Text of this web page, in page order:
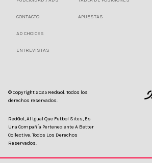
CONTACTO
AD CHOICES
ENTREVISTAS
APUESTAS
© Copyright 2025 RedGol. Todos los
derechos reservados.
RedGol, Al Igual Que Futbol Sites, Es
Una Compañía Perteneciente A Better
Collective. Todos Los Derechos
Reservados.